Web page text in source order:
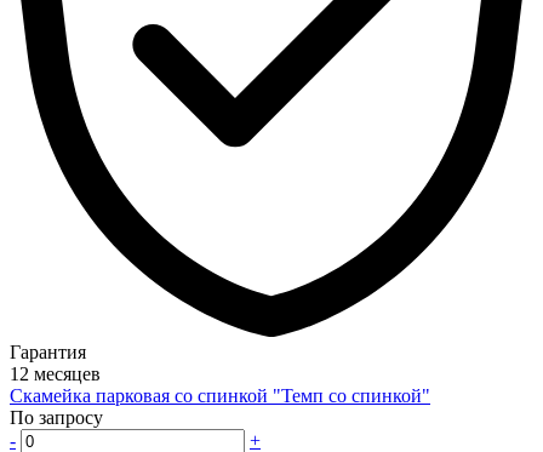
Гарантия
12 месяцев
Скамейка парковая со спинкой "Темп со спинкой"
По запросу
-
+